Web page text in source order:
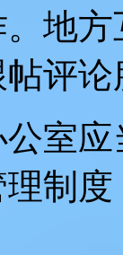
地
评
室
制